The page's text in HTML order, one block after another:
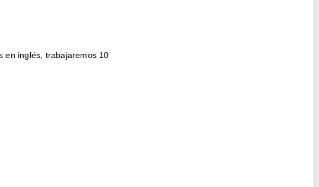
en inglés, trabajaremos 10